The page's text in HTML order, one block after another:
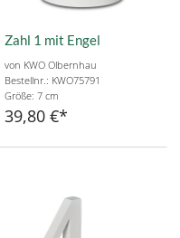
Zahl 1 mit Engel
von KWO Olbernhau
Bestellnr.: KWO75791
Größe: 7 cm
39,80 €